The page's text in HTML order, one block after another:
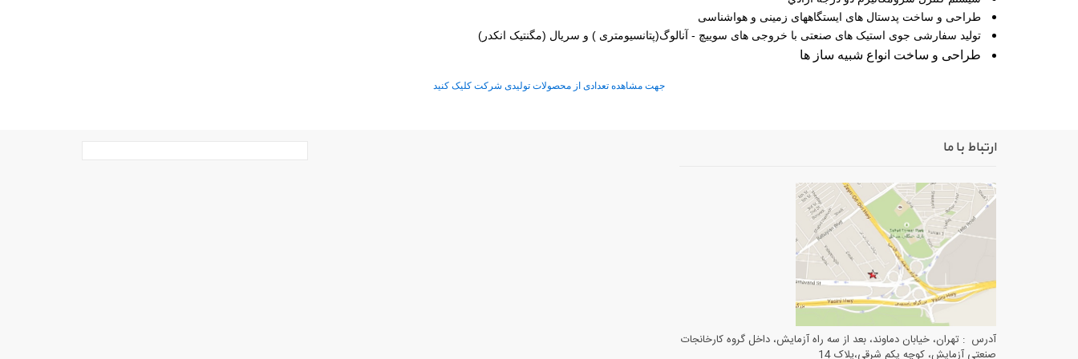
طراحی و ساخت پدستال های ایستگاههای زمینی و هواشناسی
تولید سفارشی جوی استیک های صنعتی با خروجی های سوییچ - آنالوگ(پتانسیومتری ) و سریال (مگنتیک انکدر)
طراحی و ساخت انواع شبیه ساز ها
جهت مشاهده تعدادی از محصولات تولیدی شرکت کلیک کنید
ارتباط با ما
آدرس : تهران، خیابان دماوند، بعد از سه راه آزمایش، داخل گروه کارخانجات
صنعتی آزمایش، کوچه یکم شرقی،پلاک 14